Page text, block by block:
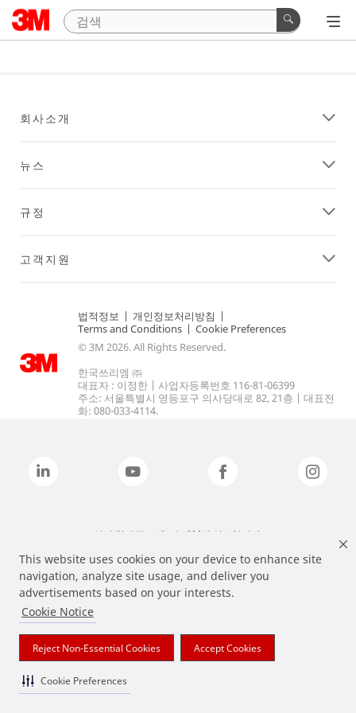
This website uses cookies on your device to enhance site
navigation, analyze site usage, and deliver you
advertisements based on your interests.
Cookie Notice
Reject Non-Essential Cookies Accept Cookies
Cookie Preferences
회사소개
뉴스
규정
고객지원
법적정보 | 개인정보처리방침 |
Terms and Conditions | Cookie Preferences
© 3M 2026. All Rights Reserved.
한국쓰리엠 ㈜
대표자 : 이정한 | 사업자등록번호 116-81-06399
주소: 서울특별시 영등포구 의사당대로 82, 21층 | 대표전
화: 080-033-4114.
상기 열거된 브랜드는 3M의 상표입니다.